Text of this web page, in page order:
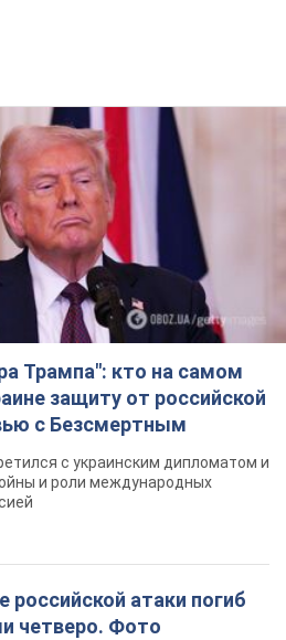
Трампа": кто на самом
защиту от российской
с Безсмертным
с украинским дипломатом и
и роли международных
российской атаки погиб
четверо. Фото